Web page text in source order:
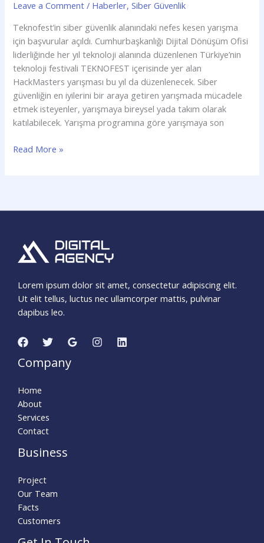
Leave a Comment / Haberler,Siber Güvenlik
Teknofest’in siber güvenlik alanındaki nefes kesen yarışma
için başvurular açıldı. Cumhurbaşkanlığı Dijital Dönüşüm Ofisi
liderliğinde her yıl teknoloji alanında düzenlenen Türkiye’nin
teknoloji festivali TEKNOFEST içerisinde yer alan
HackMasters yarışması bu yıl da düzenlenecek. Siber
güvenliğin en iyilerini bir araya getiren yarışmada mücadele
etmek isteyenler, yarışmaya bireysel yada takım olarak
katılabilecek. Yarışma programına göre yarışmaya son
Read More »
Lorem ipsum dolor sit amet, consectetur adipiscing elit.
Ut elit tellus, luctus nec ullamcorper mattis, pulvinar
dapibus leo.
Company
Home
About
Services
Contact
Business
Project
Our Team
Facts
Customers